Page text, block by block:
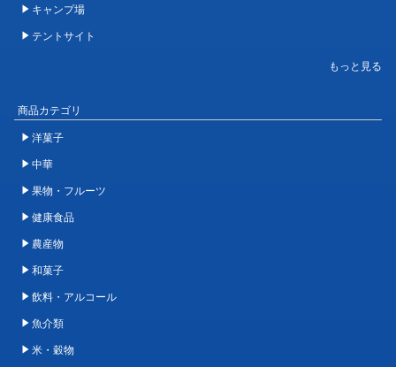
キャンプ場
テントサイト
商品カテゴリ
洋菓子
中華
果物・フルーツ
健康食品
農産物
和菓子
飲料・アルコール
魚介類
米・穀物